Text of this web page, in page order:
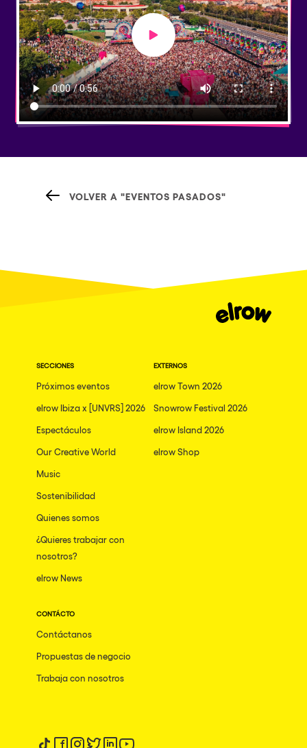
Play video
VOLVER A "EVENTOS PASADOS"
SECCIONES
Próximos eventos
elrow Ibiza x [UNVRS] 2026
Espectáculos
Our Creative World
Music
Sostenibilidad
Quienes somos
¿Quieres trabajar con
nosotros?
elrow News
EXTERNOS
elrow Town 2026
Snowrow Festival 2026
elrow Island 2026
elrow Shop
CONTÁCTO
Contáctanos
Propuestas de negocio
Trabaja con nosotros
Síguenos en tiktok
Síguenos en facebook
Síguenos en instagram
Síguenos en twitter
Síguenos en linkedin
Síguenos en youtube